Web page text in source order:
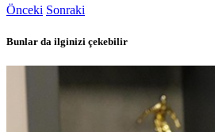
Önceki Sonraki
Bunlar da ilginizi çekebilir